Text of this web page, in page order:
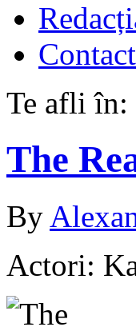
Contact
Te afli în:
The
By
Actori: